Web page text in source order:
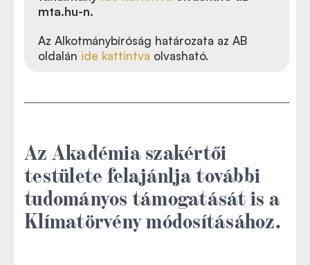
mta.hu-n.
Az Alkotmánybíróság határozata az AB
oldalán ide kattintva olvasható.
Az Akadémia szakértői
testülete felajánlja további
tudományos támogatását is a
Klímatörvény módosításához.